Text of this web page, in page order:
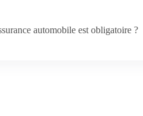
automobile est obligatoire ?